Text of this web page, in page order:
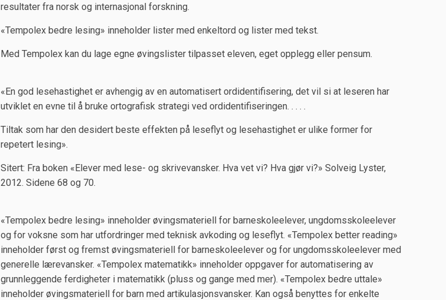
resultater fra norsk og internasjonal forskning.
«Tempolex bedre lesing» inneholder lister med enkeltord og lister med tekst.
Med Tempolex kan du lage egne øvingslister tilpasset eleven, eget opplegg eller pensum.
«En god lesehastighet er avhengig av en automatisert ordidentifisering, det vil si at leseren har
utviklet en evne til å bruke ortografisk strategi ved ordidentifiseringen. . . . .
Tiltak som har den desidert beste effekten på leseflyt og lesehastighet er ulike former for
repetert lesing».
Sitert: Fra boken «Elever med lese- og skrivevansker. Hva vet vi? Hva gjør vi?» Solveig Lyster,
2012. Sidene 68 og 70.
«Tempolex bedre lesing» inneholder øvingsmateriell for barneskoleelever, ungdomsskoleelever
og for voksne som har utfordringer med teknisk avkoding og leseflyt. «Tempolex better reading»
inneholder først og fremst øvingsmateriell for barneskoleelever og for ungdomsskoleelever med
generelle lærevansker. «Tempolex matematikk» inneholder oppgaver for automatisering av
grunnleggende ferdigheter i matematikk (pluss og gange med mer). «Tempolex bedre uttale»
inneholder øvingsmateriell for barn med artikulasjonsvansker. Kan også benyttes for enkelte